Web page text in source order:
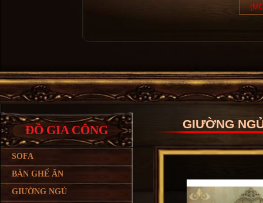
ĐỒ GIA CÔNG
SOFA
BÀN GHẾ ĂN
GIƯỜNG NGỦ
GIƯỜNG